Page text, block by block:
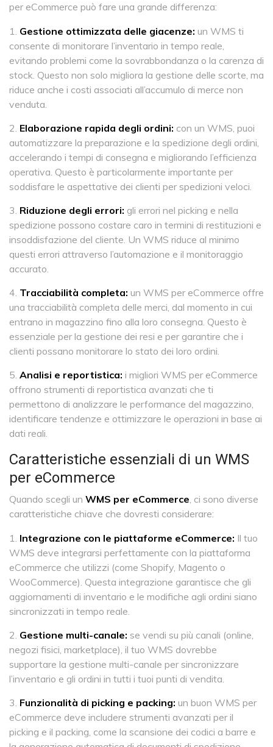
per eCommerce può fare una grande differenza:
Gestione ottimizzata delle giacenze: un WMS ti
consente di monitorare l’inventario in tempo reale,
evitando problemi come la sovrabbondanza o la carenza di
stock. Questo non solo migliora la gestione delle scorte, ma
riduce anche i costi associati all’accumulo di merce non
venduta.
Elaborazione rapida degli ordini: con un WMS, puoi
automatizzare la preparazione e la spedizione degli ordini,
accelerando i tempi di consegna e migliorando l’efficienza
operativa. Questo è particolarmente importante per
soddisfare le aspettative dei clienti per spedizioni veloci.
Riduzione degli errori: gli errori nel picking e nella
spedizione possono costare caro in termini di restituzioni e
insoddisfazione del cliente. Un WMS riduce al minimo
questi errori attraverso l’automazione e il monitoraggio
accurato.
Tracciabilità completa: un WMS per eCommerce offre
una tracciabilità completa delle merci, dal momento in cui
entrano in magazzino fino alla loro consegna. Questo è
essenziale per la gestione dei resi e per garantire che i
clienti possano monitorare lo stato dei loro ordini.
Analisi e reportistica: i migliori WMS per eCommerce
offrono strumenti di reportistica avanzati che ti
permettono di analizzare le performance del magazzino,
identificare tendenze e ottimizzare le operazioni in base ai
dati reali.
Caratteristiche essenziali di un WMS
per eCommerce
Quando scegli un WMS per eCommerce, ci sono diverse
caratteristiche chiave che dovresti considerare:
Integrazione con le piattaforme eCommerce: Il tuo
WMS deve integrarsi perfettamente con la piattaforma
eCommerce che utilizzi (come Shopify, Magento o
WooCommerce). Questa integrazione garantisce che gli
aggiornamenti di inventario e le modifiche agli ordini siano
sincronizzati in tempo reale.
Gestione multi-canale: se vendi su più canali (online,
negozi fisici, marketplace), il tuo WMS dovrebbe
supportare la gestione multi-canale per sincronizzare
l’inventario e gli ordini in tutti i tuoi punti di vendita.
Funzionalità di picking e packing: un buon WMS per
eCommerce deve includere strumenti avanzati per il
picking e il packing, come la scansione dei codici a barre e